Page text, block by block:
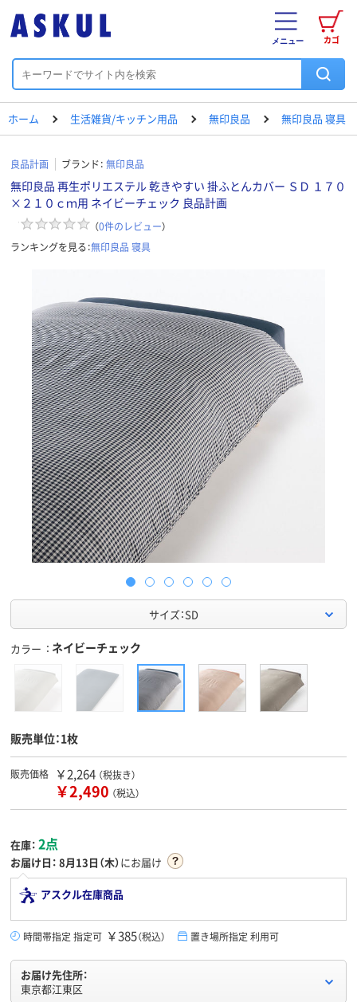
カゴ
メニュー
ホーム 生活雑貨/キッチン用品 無印良品 無印良品 寝具
良品計画 ブランド： 無印良品
無印良品 再生ポリエステル 乾きやすい 掛ふとんカバー ＳＤ １７０
×２１０ｃｍ用 ネイビーチェック 良品計画
（0件のレビュー）
ランキングを見る：無印良品 寝具
サイズ：SD
カラー ネイビーチェック
販売単位：1枚
販売価格 ￥2,264 （税抜き）
￥2,490 （税込）
在庫： 2点
お届け日： 8月13日（木）にお届け
アスクル在庫商品
時間帯指定 指定可 ￥385（税込） 置き場所指定 利用可
お届け先住所：
東京都江東区